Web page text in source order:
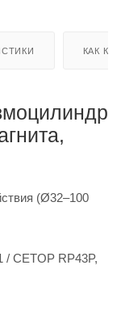
КАК
(Ø32–100
/ CETOP RP43P,